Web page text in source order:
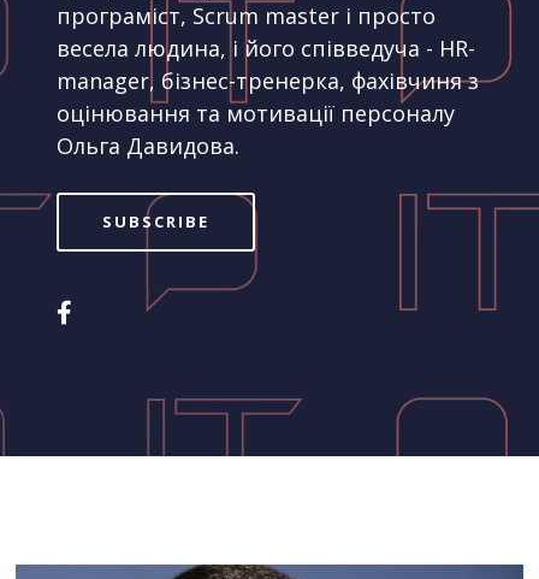
програміст, Scrum master і просто
весела людина, і його співведуча - HR-
manager, бізнес-тренерка, фахівчиня з
оцінювання та мотивації персоналу
Ольга Давидова.
SUBSCRIBE